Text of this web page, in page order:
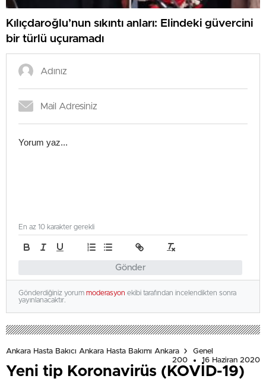
Kılıçdaroğlu’nun sıkıntı anları: Elindeki güvercini
bir türlü uçuramadı
Gönder
En az 10 karakter gerekli
Gönderdiğiniz yorum moderasyon ekibi tarafından incelendikten sonra
yayınlanacaktır.
Ankara Hasta Bakıcı Ankara Hasta Bakımı Ankara
Genel
200
16 Haziran 2020
Yeni tip Koronavirüs (KOVİD-19)